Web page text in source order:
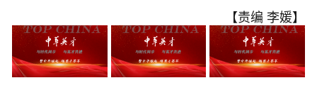
【责编 李媛】